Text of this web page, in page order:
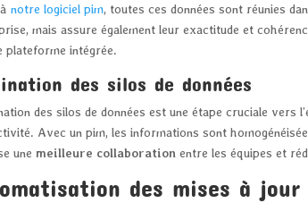
ànotre logiciel pim, toutes ces données sont réunies
mais assure également leur exactitude et
plateforme intégrée.
des silos de données
des silos de données est une étape cruciale vers
Avec un pim, les informations sont
une meilleure collaboration entre les équipes et
des mises à jour